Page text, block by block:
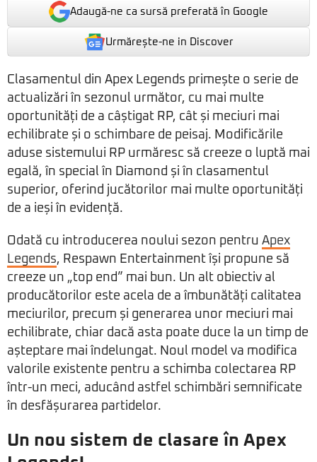
Adaugă-ne ca sursă preferată în Google
Urmărește-ne in Discover
Clasamentul din Apex Legends primește o serie de
actualizări în sezonul următor, cu mai multe
oportunități de a câștigat RP, cât și meciuri mai
echilibrate și o schimbare de peisaj. Modificările
aduse sistemului RP urmăresc să creeze o luptă mai
egală, în special în Diamond și în clasamentul
superior, oferind jucătorilor mai multe oportunități
de a ieși în evidență.
Odată cu introducerea noului sezon pentru Apex
Legends, Respawn Entertainment își propune să
creeze un „top end” mai bun. Un alt obiectiv al
producătorilor este acela de a îmbunătăți calitatea
meciurilor, precum și generarea unor meciuri mai
echilibrate, chiar dacă asta poate duce la un timp de
așteptare mai îndelungat. Noul model va modifica
valorile existente pentru a schimba colectarea RP
într-un meci, aducând astfel schimbări semnificate
în desfășurarea partidelor.
Un nou sistem de clasare în Apex